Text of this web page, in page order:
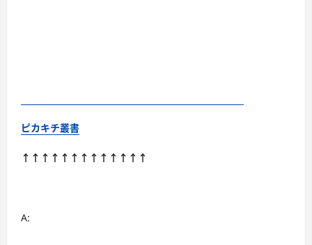
ピカキチ叢書
↑↑↑↑↑↑↑↑↑↑↑↑↑
A: